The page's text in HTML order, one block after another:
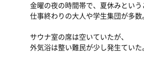
金曜の夜の時間帯で、夏休みという
仕事終わりの大人や学生集団が多数。
サウナ室の席は空いていたが、
外気浴は整い難民が少し発生ていた。